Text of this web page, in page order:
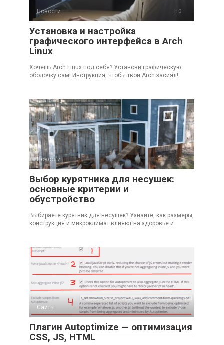
Новости 0
Установка и настройка
графического интерфейса в Arch
Linux
Хочешь Arch Linux под себя? Установи графическую
оболочку сам! Инструкция, чтобы твой Arch засиял!
Новости 0
Выбор курятника для несушек:
основные критерии и
обустройство
Выбираете курятник для несушек? Узнайте, как размеры,
конструкция и микроклимат влияют на здоровье и
Сайты 0
Плагин Autoptimize — оптимизация
CSS, JS, HTML